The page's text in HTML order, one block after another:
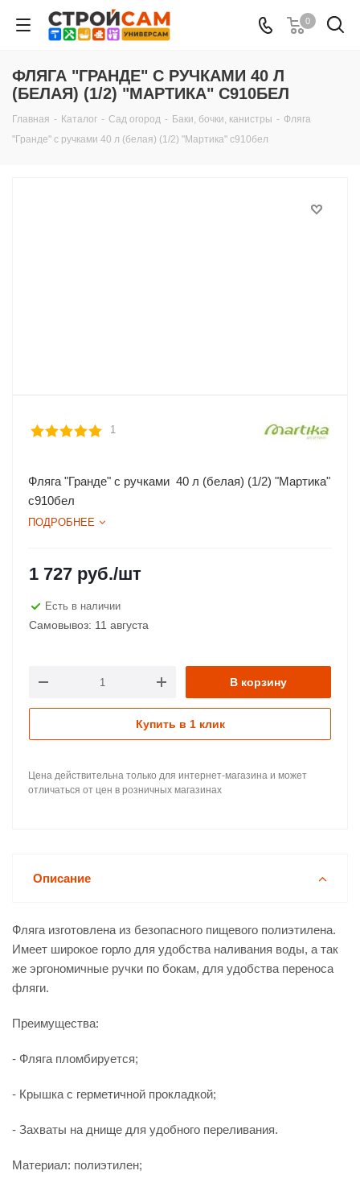
0
ФЛЯГА "ГРАНДЕ" С РУЧКАМИ 40 Л
(БЕЛАЯ) (1/2) "МАРТИКА" С910БЕЛ
Главная - Каталог - Сад огород - Баки, бочки, канистры - Фляга
"Гранде" с ручками 40 л (белая) (1/2) "Мартика" с910бел
1
Фляга "Гранде" с ручками 40 л (белая) (1/2) "Мартика"
с910бел
ПОДРОБНЕЕ
1 727 руб./шт
Есть в наличии
Самовывоз: 11 августа
В корзину
Купить в 1 клик
Цена действительна только для интернет-магазина и может
отличаться от цен в розничных магазинах
Описание
Фляга изготовлена из безопасного пищевого полиэтилена.
Имеет широкое горло для удобства наливания воды, а так
же эргономичные ручки по бокам, для удобства переноса
фляги.
Преимущества:
- Фляга пломбируется;
- Крышка с герметичной прокладкой;
- Захваты на днище для удобного переливания.
Материал: полиэтилен;